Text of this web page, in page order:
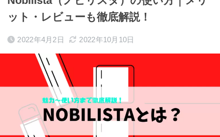
ット・レビューも徹底解説！
2022年4月2日 2022年10月10日